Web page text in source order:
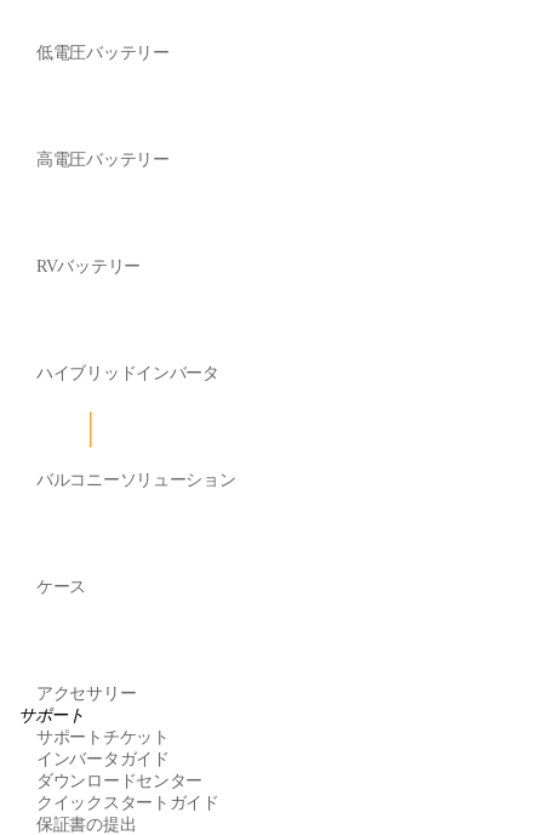
低電圧バッテリー
高電圧バッテリー
RVバッテリー
ハイブリッドインバータ
バルコニーソリューション
ケース
アクセサリー
サポート
サポートチケット
インバータガイド
ダウンロードセンター
クイックスタートガイド
保証書の提出